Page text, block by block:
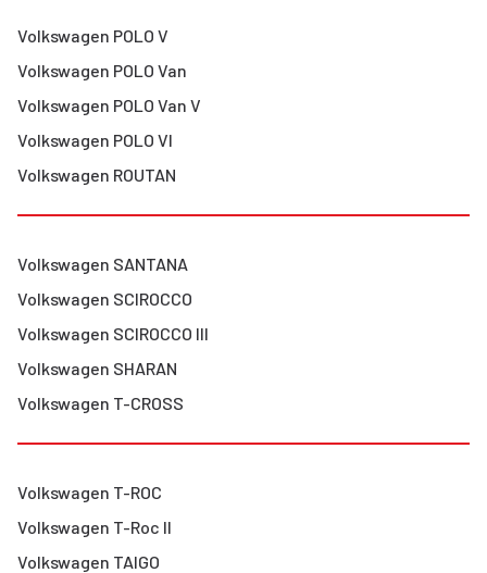
Volkswagen POLO V
Volkswagen POLO Van
Volkswagen POLO Van V
Volkswagen POLO VI
Volkswagen ROUTAN
Volkswagen SANTANA
Volkswagen SCIROCCO
Volkswagen SCIROCCO III
Volkswagen SHARAN
Volkswagen T-CROSS
Volkswagen T-ROC
Volkswagen T-Roc II
Volkswagen TAIGO